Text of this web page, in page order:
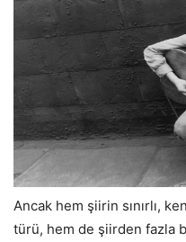
Ancak hem şiirin sınırlı,
türü, hem de şiirden fazla